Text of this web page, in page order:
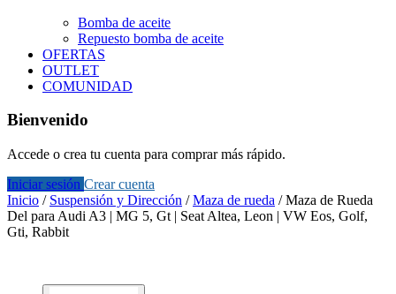
Bomba de aceite
Repuesto bomba de aceite
OFERTAS
OUTLET
COMUNIDAD
Bienvenido
Accede o crea tu cuenta para comprar más rápido.
Iniciar sesión Crear cuenta
Inicio / Suspensión y Dirección /Maza de rueda /Maza de Rueda
Del para Audi A3 | MG 5, Gt | Seat Altea, Leon | VW Eos, Golf,
Gti, Rabbit